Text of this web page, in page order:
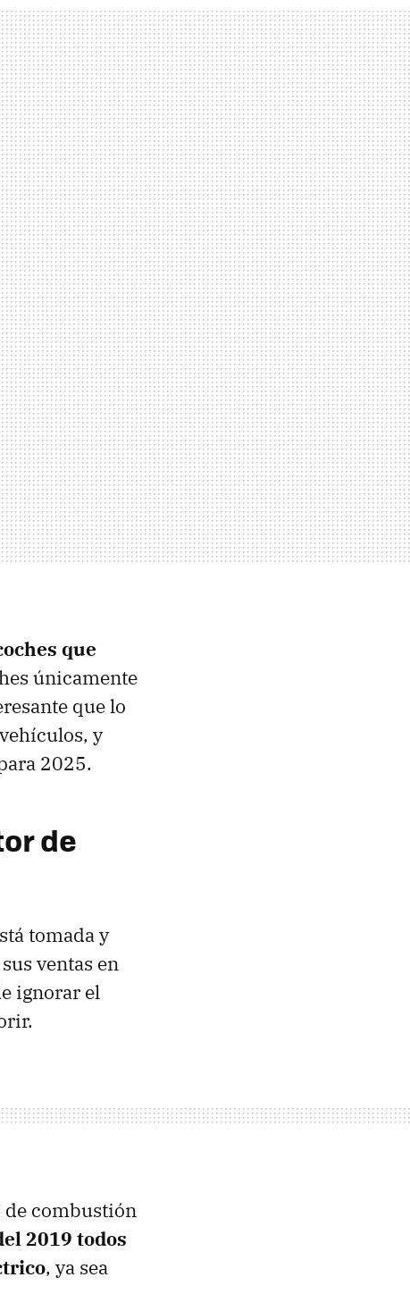
que
únicamente
que lo
y
2025.
de
tomada y
ventas en
ignorar el
de combustión
2019 todos
, ya sea